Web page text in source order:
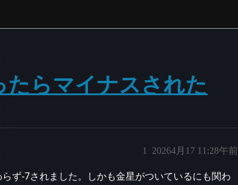
らマイナスされた
20264月17 11:28午前
1
ず-7されました。しかも金星がついているにも関わ